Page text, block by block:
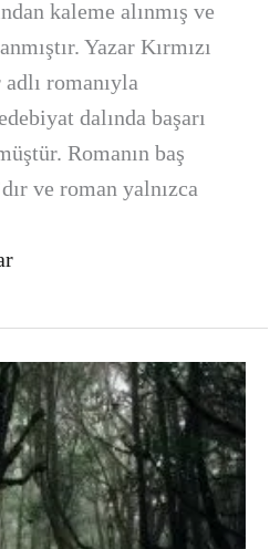
kaleme alınmış ve
Yazar Kırmızı
romanıyla
dalında başarı
Romanın baş
ve roman yalnızca